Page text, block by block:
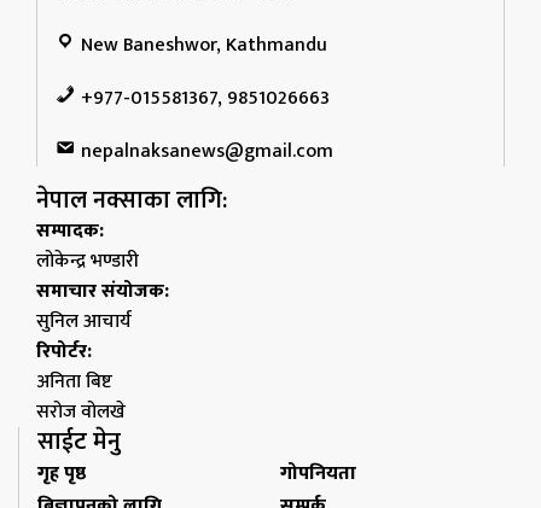
New Baneshwor, Kathmandu
+977-015581367, 9851026663
nepalnaksanews@gmail.com
नेपाल नक्साका लागि:
सम्पादक:
लोकेन्द्र भण्डारी
समाचार संयोजक:
सुनिल आचार्य
रिपोर्टर:
अनिता बिष्ट
सरोज वोलखे
साईट मेनु
गृह पृष्ठ
गोपनियता